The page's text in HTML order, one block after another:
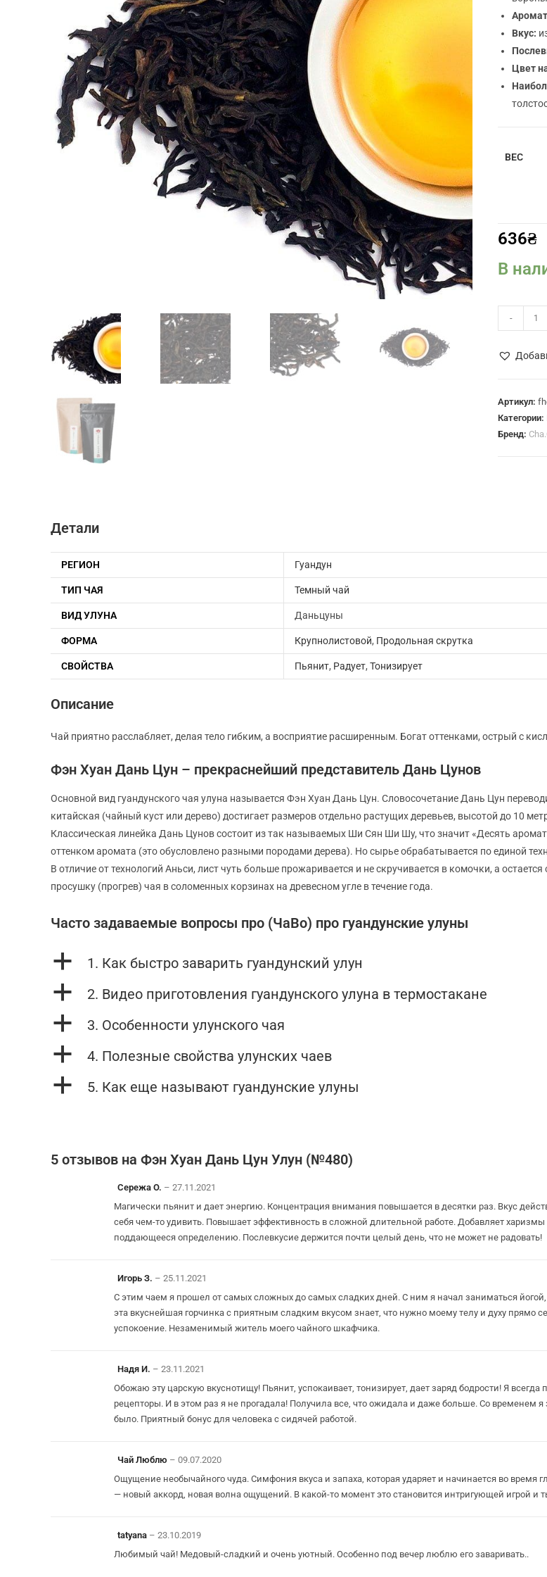
Вкус:
Цвет
ВЕС
636₴
В
Количество
товара
Фэн
Цун
Улун
(№480)
-
Артикул:
Категории:
Бренд:
Детали
РЕГИОН Гуандун
ТИП ЧАЯ Темный чай
ВИД УЛУНА Даньцуны
ФОРМА Крупнолистовой, Продольная скрутка
СВОЙСТВА Пьянит, Радует, Тонизирует
Описание
Чай приятно расслабляет, делая тело гибким, а восприятие расширенным. Богат оттенками, острый с
Фэн Хуан Дань Цун – прекраснейший представитель Дань Цунов
Основной вид гуандунского чая улуна называется Фэн Хуан Дань Цун. Словосочетание Дань Цун
китайская (чайный куст или дерево) достигает размеров отдельно растущих деревьев, высотой до 10
Классическая линейка Дань Цунов состоит из так называемых Ши Сян Ши Шу, что значит «Десять
оттенком аромата (это обусловлено разными породами дерева). Но сырье обрабатывается по единой
В отличие от технологий Аньси, лист чуть больше прожаривается и не скручивается в комочки, а
просушку (прогрев) чая в соломенных корзинах на древесном угле в течение года.
Часто задаваемые вопросы про (ЧаВо) про гуандунские улуны
a 1. Как быстро заварить гуандунский улун
a 2. Видео приготовления гуандунского улуна в термостакане
a 3. Особенности улунского чая
a 4. Полезные свойства улунских чаев
a 5. Как еще называют гуандунские улуны
5 отзывов на Фэн Хуан Дань Цун Улун (№480)
Сережа О. – 27.11.2021
Магически пьянит и дает энергию. Концентрация внимания повышается в десятки раз. Вкус
себя чем-то удивить. Повышает эффективность в сложной длительной работе. Добавляет
поддающееся определению. Послевкусие держится почти целый день, что не может не радовать!
Игорь З. – 25.11.2021
С этим чаем я прошел от самых сложных до самых сладких дней. С ним я начал заниматься
эта вкуснейшая горчинка с приятным сладким вкусом знает, что нужно моему телу и духу
успокоение. Незаменимый житель моего чайного шкафчика.
Надя И. – 23.11.2021
Обожаю эту царскую вкуснотищу! Пьянит, успокаивает, тонизирует, дает заряд бодрости! Я
рецепторы. И в этом раз я не прогадала! Получила все, что ожидала и даже больше. Со временем
было. Приятный бонус для человека с сидячей работой.
Чай Люблю – 09.07.2020
Ощущение необычайного чуда. Симфония вкуса и запаха, которая ударяет и начинается во время
— новый аккорд, новая волна ощущений. В какой-то момент это становится интригующей игрой и
tatyana – 23.10.2019
Любимый чай! Медовый-сладкий и очень уютный. Особенно под вечер люблю его заваривать..